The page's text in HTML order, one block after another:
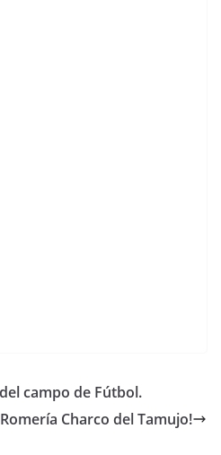
campo de Fútbol.
Charco del Tamujo!